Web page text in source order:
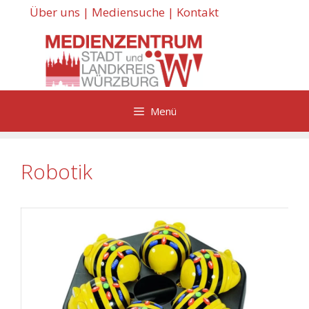
Über uns | Mediensuche | Kontakt
Menü
Robotik